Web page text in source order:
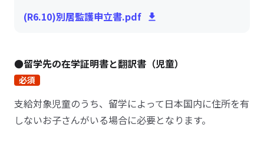
(R6.10)別居監護申立書.pdf
●留学先の在学証明書と翻訳書（児童）
必須
支給対象児童のうち、留学によって日本国内に住所を有
しないお子さんがいる場合に必要となります。